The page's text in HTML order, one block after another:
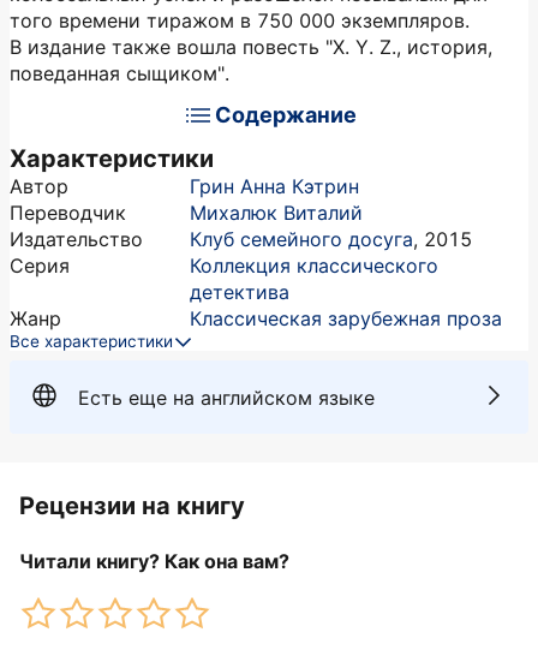
Есть еще на английском языке
того времени тиражом в 750 000 экземпляров.
В издание также вошла повесть "X. Y. Z., история,
поведанная сыщиком".
Содержание
Характеристики
Автор
Грин Анна Кэтрин
Переводчик
Михалюк Виталий
Издательство
Клуб семейного досуга, 2015
Серия
Коллекция классического
детектива
Жанр
Классическая зарубежная проза
Все характеристики
Рецензии на книгу
Читали книгу? Как она вам?